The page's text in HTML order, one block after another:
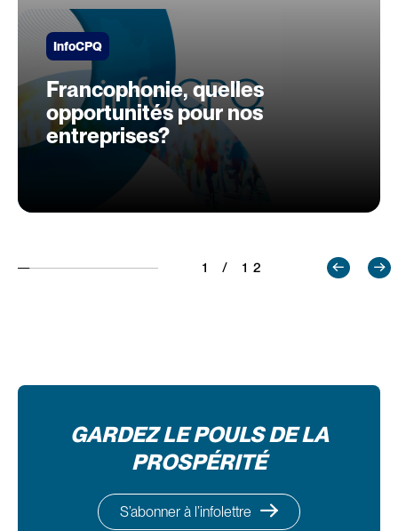
InfoCPQ
Francophonie, quelles
opportunités pour nos
entreprises?
1 / 12
GARDEZ LE POULS DE LA
PROSPÉRITÉ
S’abonner à l’infolettre